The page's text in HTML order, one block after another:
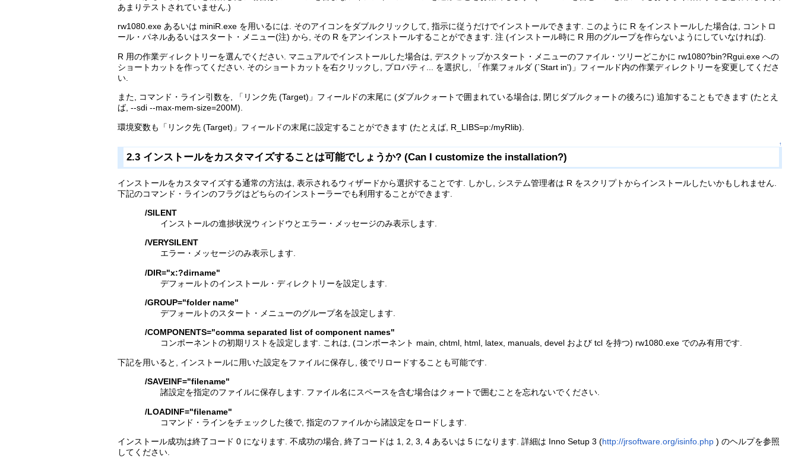
あまりテストされていません.)
rw1080.exe あるいは miniR.exe を用いるには. そのアイコンをダブルクリックして, 指示に従うだけでインストールできます. このように R をインストールした場合は, コントロ
ール・パネルあるいはスタート・メニュー(注) から, その R をアンインストールすることができます. 注 (インストール時に R 用のグループを作らないようにしていなければ).
R 用の作業ディレクトリーを選んでください. マニュアルでインストールした場合は, デスクトップかスタート・メニューのファイル・ツリーどこかに rw1080?bin?Rgui.exe への
ショートカットを作ってください. そのショートカットを右クリックし, プロパティ... を選択し, 「作業フォルダ (`Start in')」フィールド内の作業ディレクトリーを変更してくださ
い.
また, コマンド・ライン引数を, 「リンク先 (Target)」フィールドの末尾に (ダブルクォートで囲まれている場合は, 閉じダブルクォートの後ろに) 追加することもできます (たとえ
ば, --sdi --max-mem-size=200M).
環境変数も「リンク先 (Target)」フィールドの末尾に設定することができます (たとえば, R_LIBS=p:/myRlib).
↑
2.3 インストールをカスタマイズすることは可能でしょうか? (Can I customize the installation?)
インストールをカスタマイズする通常の方法は, 表示されるウィザードから選択することです. しかし, システム管理者は R をスクリプトからインストールしたいかもしれません.
下記のコマンド・ラインのフラグはどちらのインストーラーでも利用することができます.
/SILENT
インストールの進捗状況ウィンドウとエラー・メッセージのみ表示します.
/VERYSILENT
エラー・メッセージのみ表示します.
/DIR="x:?dirname"
デフォールトのインストール・ディレクトリーを設定します.
/GROUP="folder name"
デフォールトのスタート・メニューのグループ名を設定します.
/COMPONENTS="comma separated list of component names"
コンポーネントの初期リストを設定します. これは, (コンポーネント main, chtml, html, latex, manuals, devel および tcl を持つ) rw1080.exe でのみ有用です.
下記を用いると, インストールに用いた設定をファイルに保存し, 後でリロードすることも可能です.
/SAVEINF="filename"
諸設定を指定のファイルに保存します. ファイル名にスペースを含む場合はクォートで囲むことを忘れないでください.
/LOADINF="filename"
コマンド・ラインをチェックした後で, 指定のファイルから諸設定をロードします.
インストール成功は終了コード 0 になります. 不成功の場合, 終了コードは 1, 2, 3, 4 あるいは 5 になります. 詳細は Inno Setup 3 (http://jrsoftware.org/isinfo.php) のヘルプを参照
してください.